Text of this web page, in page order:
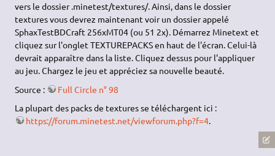
vers le dossier .minetest/textures/. Ainsi, dans le dossier
textures vous devrez maintenant voir un dossier appelé
SphaxTestBDCraft 256xMT04 (ou 51 2x). Démarrez Minetext et
cliquez sur l'onglet TEXTUREPACKS en haut de l'écran. Celui-là
devrait apparaître dans la liste. Cliquez dessus pour l'appliquer
au jeu. Chargez le jeu et appréciez sa nouvelle beauté.
Source :
Full Circle n° 98
La plupart des packs de textures se téléchargent ici :
https://forum.minetest.net/viewforum.php?f=4.